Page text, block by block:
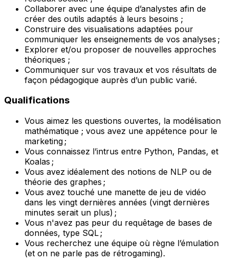
Collaborer avec une équipe d’analystes afin de
créer des outils adaptés à leurs besoins ;
Construire des visualisations adaptées pour
communiquer les enseignements de vos analyses ;
Explorer et/ou proposer de nouvelles approches
théoriques ;
Communiquer sur vos travaux et vos résultats de
façon pédagogique auprès d’un public varié.
Qualifications
Vous aimez les questions ouvertes, la modélisation
mathématique ; vous avez une appétence pour le
marketing ;
Vous connaissez l’intrus entre Python, Pandas, et
Koalas ;
Vous avez idéalement des notions de NLP ou de
théorie des graphes ;
Vous avez touché une manette de jeu de vidéo
dans les vingt dernières années (vingt dernières
minutes serait un plus) ;
Vous n'avez pas peur du requêtage de bases de
données, type SQL ;
Vous recherchez une équipe où règne l’émulation
(et on ne parle pas de rétrogaming).